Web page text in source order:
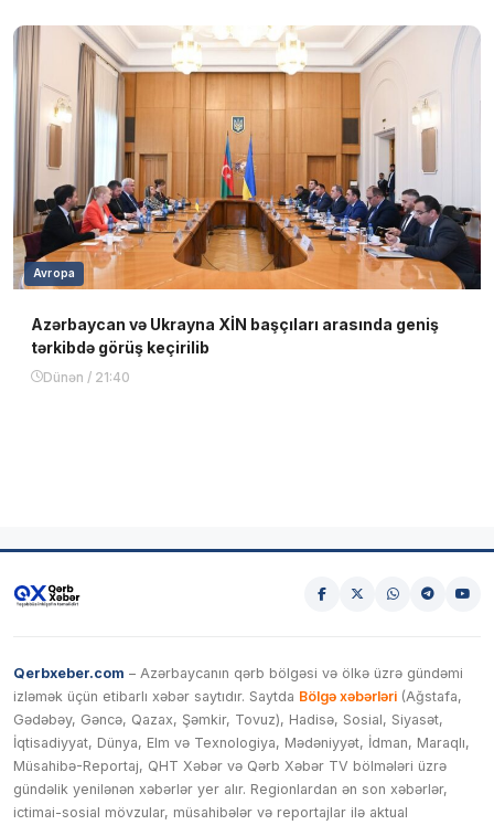
Avropa
Azərbaycan və Ukrayna XİN başçıları arasında geniş
tərkibdə görüş keçirilib
Dünən / 21:40
Qerbxeber.com – Azərbaycanın qərb bölgəsi və ölkə üzrə gündəmi
izləmək üçün etibarlı xəbər saytıdır. Saytda Bölgə xəbərləri (Ağstafa,
Gədəbəy, Gəncə, Qazax, Şəmkir, Tovuz), Hadisə, Sosial, Siyasət,
İqtisadiyyat, Dünya, Elm və Texnologiya, Mədəniyyət, İdman, Maraqlı,
Müsahibə-Reportaj, QHT Xəbər və Qərb Xəbər TV bölmələri üzrə
gündəlik yenilənən xəbərlər yer alır. Regionlardan ən son xəbərlər,
ictimai-sosial mövzular, müsahibələr və reportajlar ilə aktual